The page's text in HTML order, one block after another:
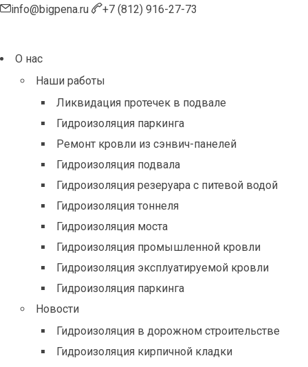
info@bigpena.ru +7 (812) 916-27-73
О нас
Наши работы
Ликвидация протечек в подвале
Гидроизоляция паркинга
Ремонт кровли из сэнвич-панелей
Гидроизоляция подвала
Гидроизоляция резеруара с питевой водой
Гидроизоляция тоннеля
Гидроизоляция моста
Гидроизоляция промышленной кровли
Гидроизоляция эксплуатируемой кровли
Гидроизоляция паркинга
Новости
Гидроизоляция в дорожном строительстве
Гидроизоляция кирпичной кладки